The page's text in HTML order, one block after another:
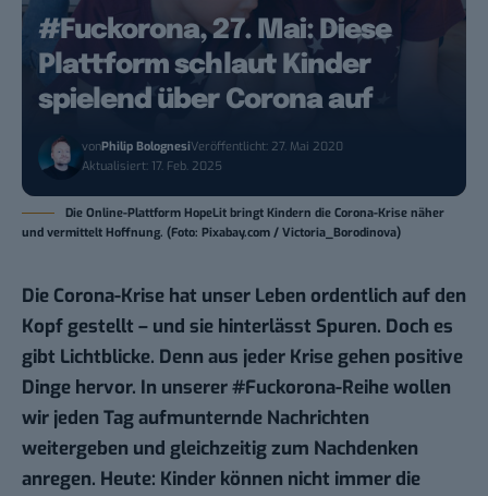
#Fuckorona, 27. Mai: Diese
Plattform schlaut Kinder
spielend über Corona auf
vonPhilip BolognesiVeröffentlicht: 27. Mai 2020
Aktualisiert: 17. Feb. 2025
Die Online-Plattform HopeLit bringt Kindern die Corona-Krise näher
und vermittelt Hoffnung. (Foto: Pixabay.com / Victoria_Borodinova)
Die Corona-Krise hat unser Leben ordentlich auf den
Kopf gestellt – und sie hinterlässt Spuren. Doch es
gibt Lichtblicke. Denn aus jeder Krise gehen positive
Dinge hervor. In unserer#Fuckorona-Reihe wollen
wir jeden Tag aufmunternde Nachrichten
weitergeben und gleichzeitig zum Nachdenken
anregen. Heute: Kinder können nicht immer die